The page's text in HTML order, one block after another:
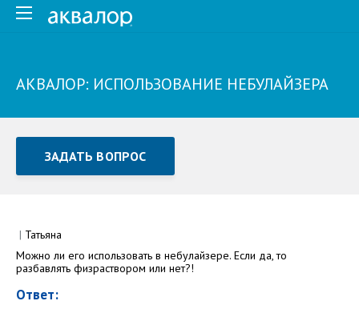
АКВАЛОР: ИСПОЛЬЗОВАНИЕ НЕБУЛАЙЗЕРА
ЗАДАТЬ ВОПРОС
Как Вас зовут
| Татьяна
Можно ли его использовать в небулайзере. Если да, то
разбавлять физраствором или нет?!
Ответ: